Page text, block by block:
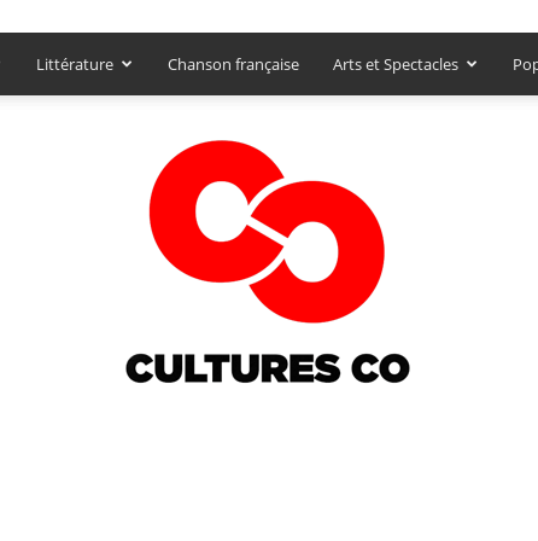
Littérature Chanson française Arts et Spectacles